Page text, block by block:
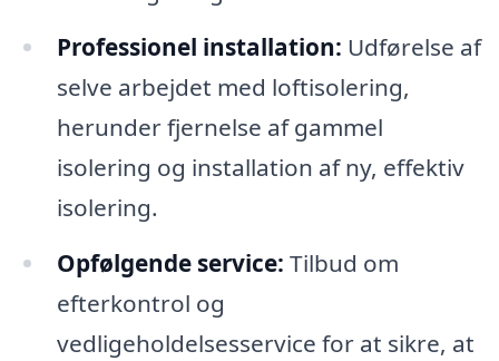
Professionel installation: Udførelse af
selve arbejdet med loftisolering,
herunder fjernelse af gammel
isolering og installation af ny, effektiv
isolering.
Opfølgende service: Tilbud om
efterkontrol og
vedligeholdelsesservice for at sikre, at